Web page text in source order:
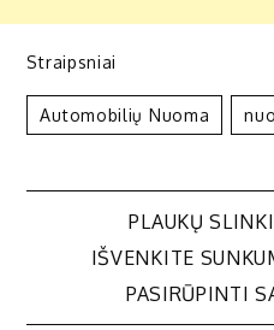
Straipsniai
Automobilių Nuoma
Navigacija
PLAUKŲ
IŠVENKITE
PASIRŪPINTI